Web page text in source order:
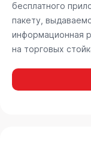
бесплатного
пакету,
информационная
на торговых